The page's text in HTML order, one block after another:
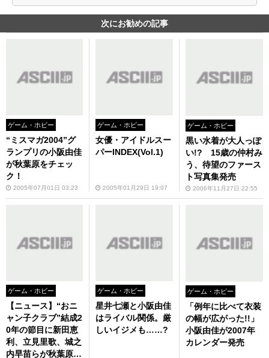
次にお勧めの記事
ゲーム・ホビー
“ミスマガ2004”グ
ランプリの小阪由佳
が秋葉原をチェッ
ク！
2005年07月01日 03:23
ゲーム・ホビー
女優・アイドルスー
パーINDEX(Vol.1)
2005年01月29日 19:07
ゲーム・ホビー
黒い水着が大人っぽ
い!? 15歳の仲村み
う、待望のファース
ト写真集発売
2006年11月27日 22:55
ゲーム・ホビー
【ニュース】“おニ
ャン子クラブ”結成2
0年の節目に新田恵
利、立見里歌、城之
内早苗らが秋葉原
ゲーム・ホビー
星井七瀬と小阪由佳
はライバル関係。厳
しいイジメも……?
ゲーム・ホビー
「例年に比べて衣装
の幅が広がった!!」
小阪由佳が2007年
カレンダー発売